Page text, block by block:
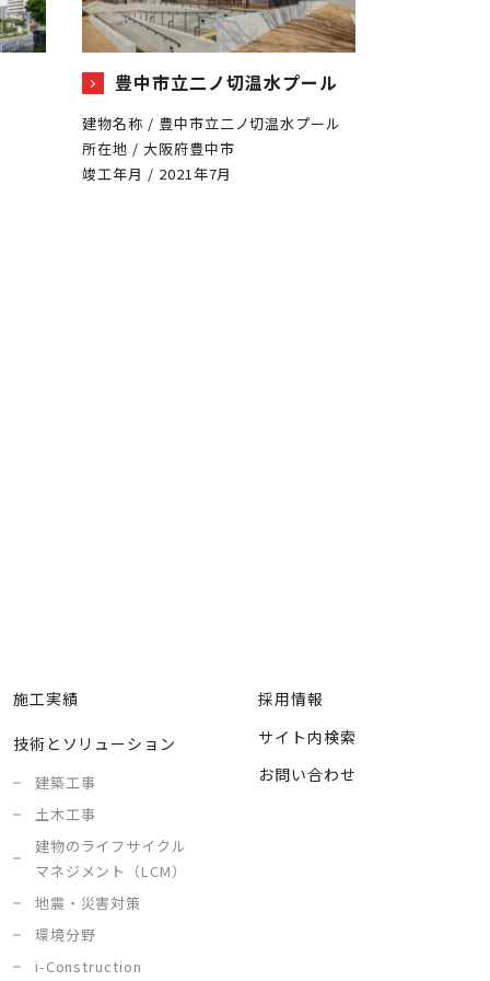
豊中市立二ノ切温水プール
建物名称 / 豊中市立二ノ切温水プール
所在地 / 大阪府豊中市
竣工年月 / 2021年7月
施工実績
技術とソリューション
建築工事
土木工事
建物のライフサイクル
マネジメント（LCM）
地震・災害対策
環境分野
i-Construction
採用情報
サイト内検索
お問い合わせ